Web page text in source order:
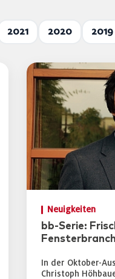
2021 2020 2019
Neuigkeiten
bb-Serie:
In der Oktober-
Christoph